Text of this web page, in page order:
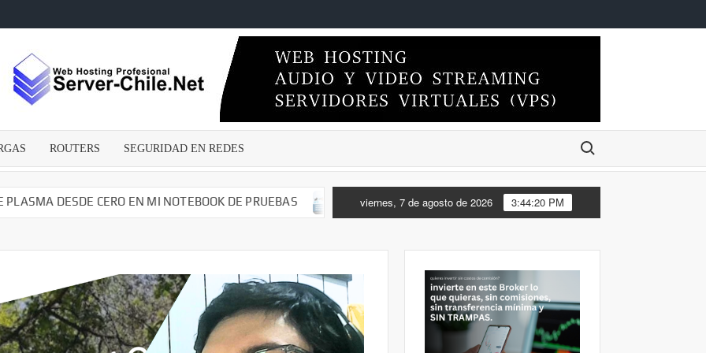
–
Dvr –
ROUTERS SEGURIDAD EN REDES Buscar:
DESDE CERO EN MI NOTEBOOK DE PRUEBAS CAMBIANDO EL ESCRITORIO DE MI FEDORA 44 DE XFCE A KDE PLASMA
viernes, 7 de agosto de 2026 3:44:20 PM